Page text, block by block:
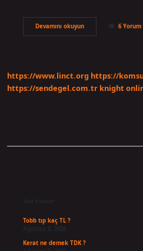
Devamını okuyun5
Yıl
Kapsıyor
6 Yorum
https://www.linct.org https://
https://sendegel.com.tr knight
Son Yazılar
Tobb tıp kaç TL ?
Ağustos 8, 2026
Kerat ne demek TDK ?